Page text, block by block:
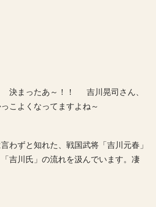
決まったあ～！！ 吉川晃司さん、
こよくなってますよね～
わずと知れた、戦国武将「吉川元春」
吉川氏」の流れを汲んでいます。凄